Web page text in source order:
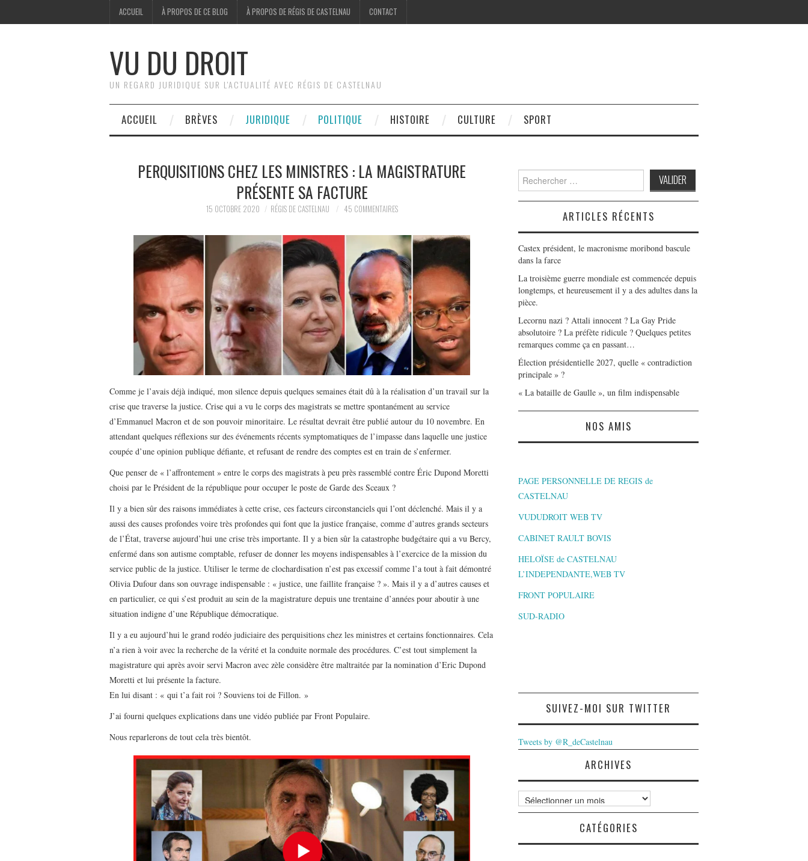
ACCUEIL À PROPOS DE CE BLOG À PROPOS DE RÉGIS DE CASTELNAU CONTACT
VU DU DROIT
UN REGARD JURIDIQUE SUR L'ACTUALITÉ AVEC RÉGIS DE CASTELNAU
ACCUEIL BRÈVES JURIDIQUE POLITIQUE HISTOIRE CULTURE SPORT
PERQUISITIONS CHEZ LES MINISTRES : LA MAGISTRATURE
PRÉSENTE SA FACTURE
15 OCTOBRE 2020 RÉGIS DE CASTELNAU 45 COMMENTAIRES
Comme je l’avais déjà indiqué, mon silence depuis quelques semaines était dû à la réalisation d’un travail sur la
crise que traverse la justice. Crise qui a vu le corps des magistrats se mettre spontanément au service
d’Emmanuel Macron et de son pouvoir minoritaire. Le résultat devrait être publié autour du 10 novembre. En
attendant quelques réflexions sur des événements récents symptomatiques de l’impasse dans laquelle une justice
coupée d’une opinion publique défiante, et refusant de rendre des comptes est en train de s’enfermer.
Que penser de « l’affrontement » entre le corps des magistrats à peu près rassemblé contre Éric Dupond Moretti
choisi par le Président de la république pour occuper le poste de Garde des Sceaux ?
Il y a bien sûr des raisons immédiates à cette crise, ces facteurs circonstanciels qui l’ont déclenché. Mais il y a
aussi des causes profondes voire très profondes qui font que la justice française, comme d’autres grands secteurs
de l’État, traverse aujourd’hui une crise très importante. Il y a bien sûr la catastrophe budgétaire qui a vu Bercy,
enfermé dans son autisme comptable, refuser de donner les moyens indispensables à l’exercice de la mission du
service public de la justice. Utiliser le terme de clochardisation n’est pas excessif comme l’a tout à fait démontré
Olivia Dufour dans son ouvrage indispensable : « justice, une faillite française ? ». Mais il y a d’autres causes et
en particulier, ce qui s’est produit au sein de la magistrature depuis une trentaine d’années pour aboutir à une
situation indigne d’une République démocratique.
Il y a eu aujourd’hui le grand rodéo judiciaire des perquisitions chez les ministres et certains fonctionnaires. Cela
n’a rien à voir avec la recherche de la vérité et la conduite normale des procédures. C’est tout simplement la
magistrature qui après avoir servi Macron avec zèle considère être maltraitée par la nomination d’Eric Dupond
Moretti et lui présente la facture.
En lui disant : « qui t’a fait roi ? Souviens toi de Fillon. »
J’ai fourni quelques explications dans une vidéo publiée par Front Populaire.
Nous reparlerons de tout cela très bientôt.
Search
for:
ARTICLES RÉCENTS
Castex président, le macronisme moribond bascule
dans la farce
La troisième guerre mondiale est commencée depuis
longtemps, et heureusement il y a des adultes dans la
pièce.
Lecornu nazi ? Attali innocent ? La Gay Pride
absolutoire ? La préfète ridicule ? Quelques petites
remarques comme ça en passant…
Élection présidentielle 2027, quelle « contradiction
principale » ?
« La bataille de Gaulle », un film indispensable
NOS AMIS
PAGE PERSONNELLE DE REGIS de
CASTELNAU
VUDUDROIT WEB TV
CABINET RAULT BOVIS
HELOÏSE de CASTELNAU
L’INDEPENDANTE,WEB TV
FRONT POPULAIRE
SUD-RADIO
SUIVEZ-MOI SUR TWITTER
Tweets by @R_deCastelnau
ARCHIVES
Archives
CATÉGORIES